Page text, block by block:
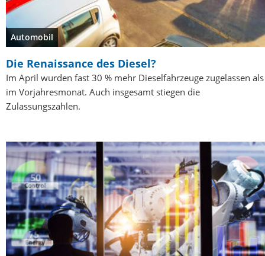
Automobil
Die Renaissance des Diesel?
Im April wurden fast 30 % mehr Dieselfahrzeuge zugelassen als
im Vorjahresmonat. Auch insgesamt stiegen die
Zulassungszahlen.